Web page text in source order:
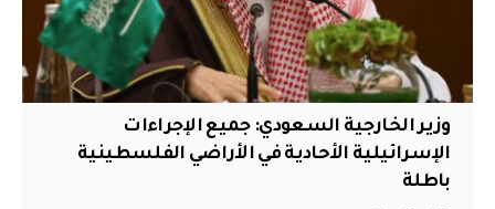
وزير الخارجية السعودي: جميع الإجراءات
الإسرائيلية الأحادية في الأراضي الفلسطينية
باطلة